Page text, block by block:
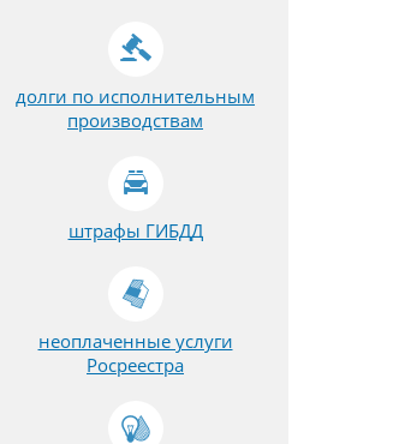
долги по исполнительным
производствам
штрафы ГИБДД
неоплаченные услуги
Росреестра